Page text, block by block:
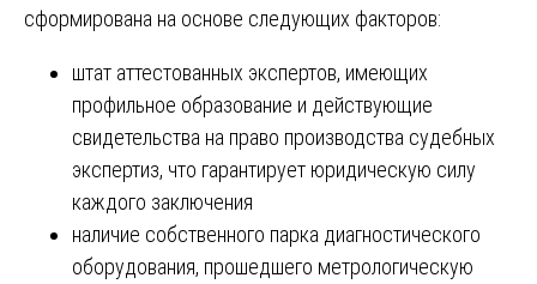
сформирована на основе следующих факторов:
штат аттестованных экспертов, имеющих
профильное образование и действующие
свидетельства на право производства судебных
экспертиз, что гарантирует юридическую силу
каждого заключения
наличие собственного парка диагностического
оборудования, прошедшего метрологическую